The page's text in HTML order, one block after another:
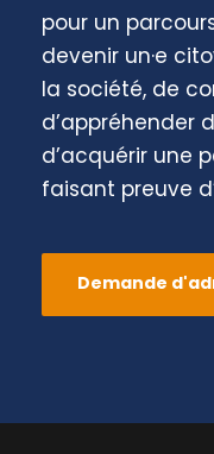
pour un
devenir un·e
la société, de
d’appréhender
d’acquérir une
faisant preuve
Demande